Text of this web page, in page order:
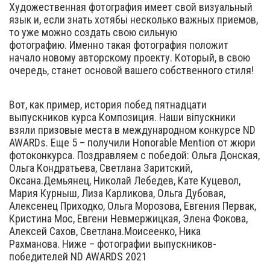
Художественная фотография имеет свой визуальный
язык и, если знать хотябьі несколько важных приемов,
то уже можно создать свою сильную
фотографию. Именно такая фотография положит
начало новому авторскому проекту. Который, в свою
очередь, станет основой вашего собственного стиля!
Вот, как пример, история побед пятнадцати
выпускников курса Композиция. Наши віпускники
взяли призовые места в международном конкурсе ND
AWARDs. Еще 5 – получили Honorable Mention от жюри
фотоконкурса. Поздравляем с победой: Ольга Донская,
Ольга Кондратьева, Светлана Заритский,
Оксана.Демьянец, Николай Лебедев, Кате Куцевол,
Мария Курныш, Лиза Карликова, Ольга Дубовая,
Алексенец Приходко, Ольга Морозова, Евгения Первак,
Кристина Мос, Евгени Невмержицкая, Элена Фокова,
Алексей Сахов, Светлана.Моисеенко, Ника
Рахманова. Ниже – фотографии выпускников-
победителей ND AWARDS 2021